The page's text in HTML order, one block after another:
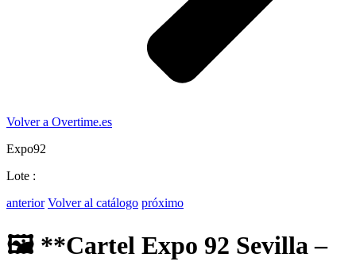
Volver a Overtime.es
Expo92
Lote :
anterior Volver al catálogo próximo
🖼️ **Cartel Expo 92 Sevilla –